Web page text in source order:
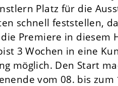
Platz für die
schnell feststellen,
Premiere in
3 Wochen in eine
möglich. Den Start
vom 08. bis